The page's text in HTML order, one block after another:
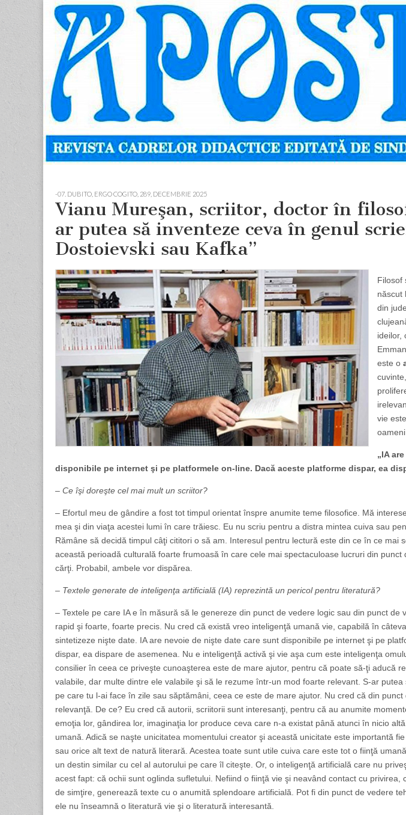
Apostolul
Revista
cadrelor
didactice
din
judetul
Neamt
content
-07. DUBITO, ERGO COGITO 289, DECEMBRIE 2025
Vianu Mureşan, scriitor, doctor în
ar putea să inventeze ceva în genul
Dostoievski sau Kafka”
Filosof
născut
din
ideilor,
este o
vie
oameni
„IA
disponibile pe internet şi pe platformele on-line. Dacă aceste platforme dispar, ea
– Ce îşi doreşte cel mai mult un scriitor?
– Efortul meu de gândire a fost tot timpul orientat înspre anumite teme filosofice. Mă
mea şi din viaţa acestei lumi în care trăiesc. Eu nu scriu pentru a distra mintea cuiva sau
Rămâne să decidă timpul câţi cititori o să am. Interesul pentru lectură este din ce în ce mai
această perioadă culturală foarte frumoasă în care cele mai spectaculoase lucruri din
cărţi. Probabil, ambele vor dispărea.
– Textele generate de inteligenţa artificială (IA) reprezintă un pericol pentru literatură?
– Textele pe care IA e în măsură să le genereze din punct de vedere logic sau din punct de
rapid şi foarte, foarte precis. Nu cred că există vreo inteligenţă umană vie, capabilă în
sintetizeze nişte date. IA are nevoie de nişte date care sunt disponibile pe internet şi pe
dispar, ea dispare de asemenea. Nu e inteligenţă activă şi vie aşa cum este inteligenţa
consilier în ceea ce priveşte cunoaşterea este de mare ajutor, pentru că poate să-ţi aducă
valabile, dar multe dintre ele valabile şi să le rezume într-un mod foarte relevant. S-ar
pe care tu l-ai face în zile sau săptămâni, ceea ce este de mare ajutor. Nu cred că din
relevanţă. De ce? Eu cred că autorii, scriitorii sunt interesanţi, pentru că au anumite
emoţia lor, gândirea lor, imaginaţia lor produce ceva care n-a existat până atunci în nicio
umană. Adică se naşte unicitatea momentului creator şi această unicitate este importantă
sau orice alt text de natură literară. Acestea toate sunt utile cuiva care este tot o fiinţă
un destin similar cu cel al autorului pe care îl citeşte. Or, o inteligenţă artificială care nu
acest fapt: că ochii sunt oglinda sufletului. Nefiind o fiinţă vie şi neavând contact cu privirea,
de simţire, generează texte cu o anumită splendoare artificială. Pot fi din punct de vedere
ele nu înseamnă o literatură vie şi o literatură interesantă.